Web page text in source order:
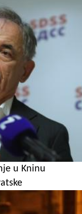
u Kninu